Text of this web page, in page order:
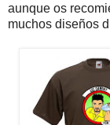
aunque os
muchos diseños